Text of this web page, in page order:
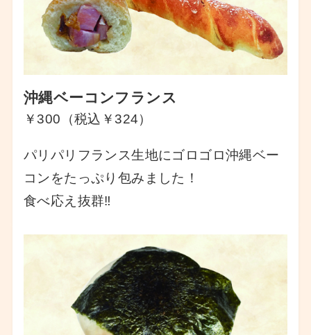
沖縄ベーコンフランス
￥300（税込￥324）
パリパリフランス生地にゴロゴロ沖縄ベー
コンをたっぷり包みました！
食べ応え抜群‼